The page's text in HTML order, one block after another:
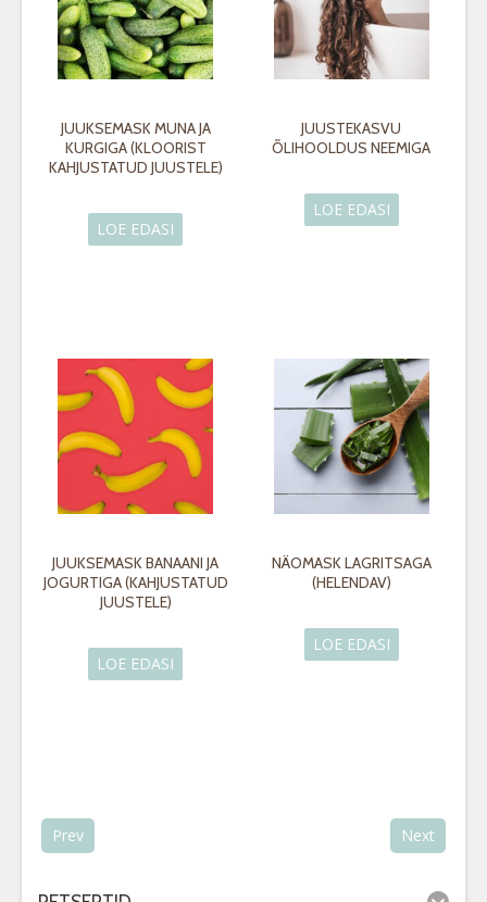
JUUKSEMASK MUNA JA
KURGIGA (KLOORIST
KAHJUSTATUD JUUSTELE)
LOE EDASI
JUUSTEKASVU
ÕLIHOOLDUS NEEMIGA
LOE EDASI
JUUKSEMASK BANAANI JA
JOGURTIGA (KAHJUSTATUD
JUUSTELE)
LOE EDASI
NÄOMASK LAGRITSAGA
(HELENDAV)
LOE EDASI
Prev Next